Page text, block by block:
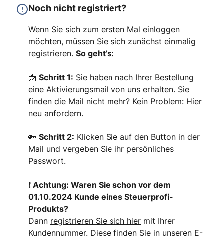
Noch nicht registriert?
Wenn Sie sich zum ersten Mal einloggen
möchten, müssen Sie sich zunächst einmalig
registrieren. So geht’s:
📩 Schritt 1: Sie haben nach Ihrer Bestellung
eine Aktivierungsmail von uns erhalten. Sie
finden die Mail nicht mehr? Kein Problem: Hier
neu anfordern.
🔑 Schritt 2: Klicken Sie auf den Button in der
Mail und vergeben Sie ihr persönliches
Passwort.
❗ Achtung: Waren Sie schon vor dem
01.10.2024 Kunde eines Steuerprofi-
Produkts?
Dann registrieren Sie sich hier mit Ihrer
Kundennummer. Diese finden Sie in unseren E-